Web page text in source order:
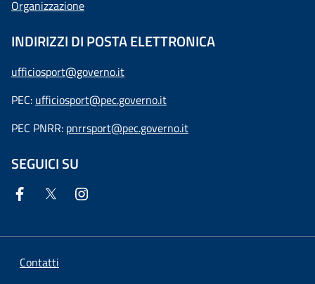
Organizzazione
INDIRIZZI DI POSTA ELETTRONICA
ufficiosport@governo.it
PEC: ufficiosport@pec.governo.it
PEC PNRR: pnrrsport@pec.governo.it
SEGUICI SU
Contatti